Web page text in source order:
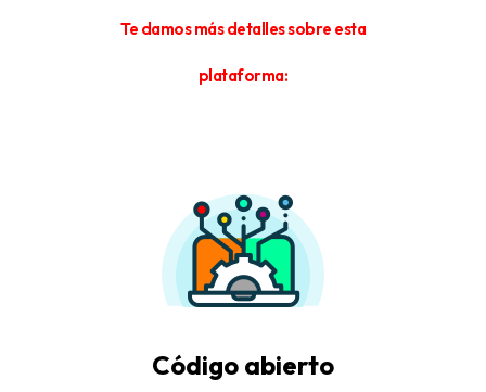
Te damos más detalles sobre esta
plataforma:
Código abierto